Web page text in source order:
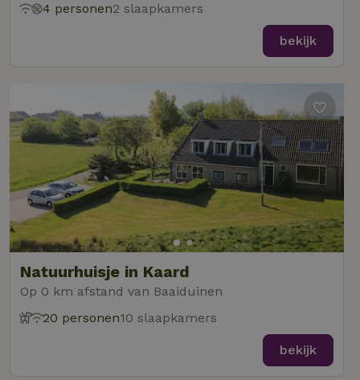
4 personen2 slaapkamers
bekijk
Natuurhuisje in Kaard
Op 0 km afstand van Baaiduinen
20 personen10 slaapkamers
bekijk